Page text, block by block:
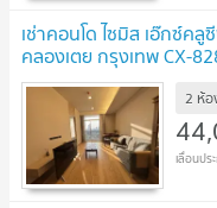
เช่าคอนโด ไซมิส เอ๊กซ์คลู
คลองเตย กรุงเทพ CX-
ตอบทันที ทีมงานมืออาชีพ
2 ห้